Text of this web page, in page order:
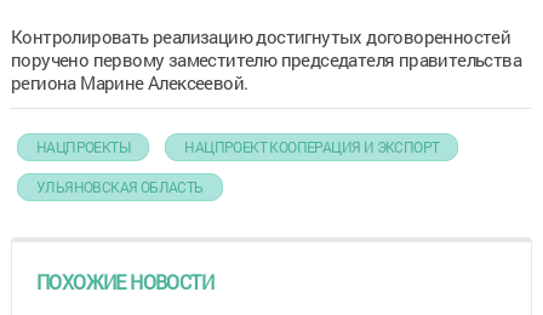
Контролировать реализацию достигнутых договоренностей
поручено первому заместителю председателя правительства
региона Марине Алексеевой.
НАЦПРОЕКТЫ НАЦПРОЕКТ КООПЕРАЦИЯ И ЭКСПОРТ
УЛЬЯНОВСКАЯ ОБЛАСТЬ
ПОХОЖИЕ НОВОСТИ